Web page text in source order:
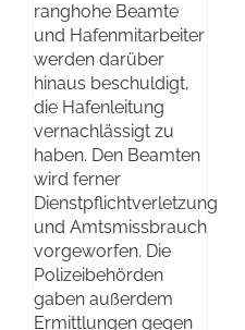
ranghohe Beamte
und Hafenmitarbeiter
werden darüber
hinaus beschuldigt,
die Hafenleitung
vernachlässigt zu
haben. Den Beamten
wird ferner
Dienstpflichtverletzung
und Amtsmissbrauch
vorgeworfen. Die
Polizeibehörden
gaben außerdem
Ermittlungen gegen